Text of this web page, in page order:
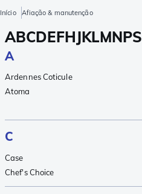
Início Afiação & manutenção
ABCDEFHJKLMNPS
A
Ardennes Coticule
Atoma
C
Case
Chef's Choice